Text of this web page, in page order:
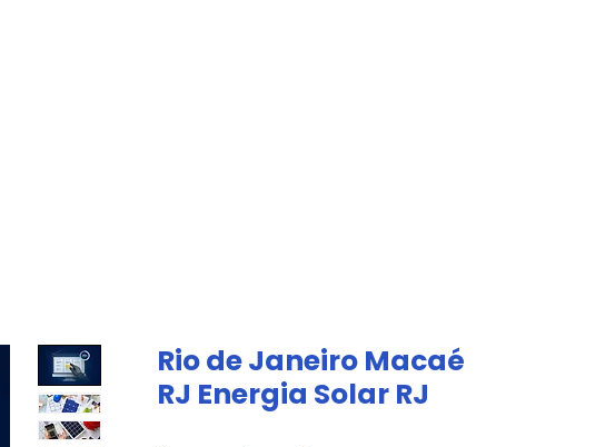
Rio de Janeiro Macaé
RJ Energia Solar RJ